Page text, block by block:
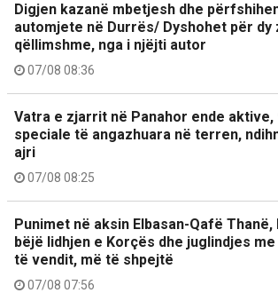
Digjen kazanë mbetjesh dhe
automjete në Durrës/ Dyshohet për
qëllimshme, nga i njëjti autor
07/08 08:36
Vatra e zjarrit në Panahor ende
speciale të angazhuara në terren,
ajri
07/08 08:25
Punimet në aksin Elbasan-Qafë Thanë,
bëjë lidhjen e Korçës dhe juglindjes
të vendit, më të shpejtë
07/08 07:56